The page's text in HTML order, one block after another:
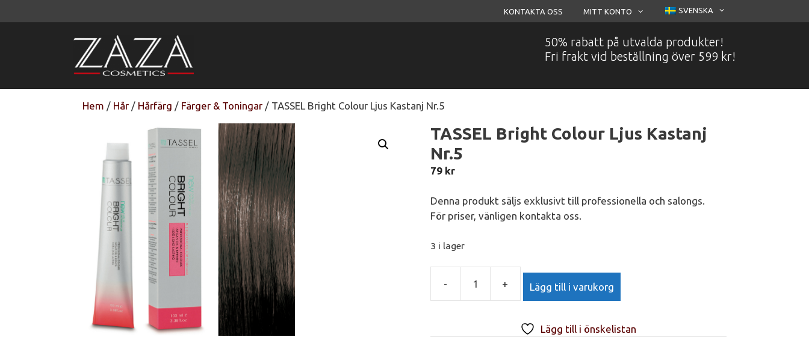
till
KONTAKTA OSS MITT KONTO SVENSKA
50% rabatt på utvalda produkter!
Fri frakt vid beställning över 599 kr!
Hem / Hår / Hårfärg / Färger & Toningar / TASSEL Bright Colour Ljus Kastanj Nr.5
TASSEL Bright Colour Ljus Kastanj
Nr.5
79 kr
Denna produkt säljs exklusivt till professionella och salongs.
För priser, vänligen kontakta oss.
3 i lager
-
Ljus
+ Lägg till i varukorg
Lägg till i önskelistan